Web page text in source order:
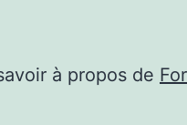
à propos de